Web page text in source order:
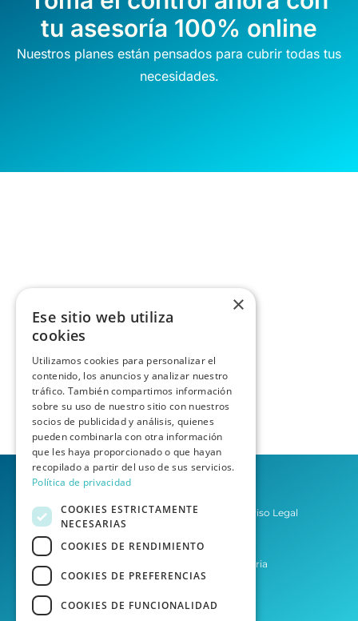
tu asesoría 100% online
Nuestros planes están pensados para cubrir todas tus
necesidades.
Política de privacidad Aviso Legal
Asesoría Las Palmas de Gran Canaria
×
Ese sitio web utiliza
cookies
Utilizamos cookies para personalizar el
contenido, los anuncios y analizar nuestro
tráfico. También compartimos información
sobre su uso de nuestro sitio con nuestros
socios de publicidad y análisis, quienes
pueden combinarla con otra información
que les haya proporcionado o que hayan
recopilado a partir del uso de sus servicios.
Política de privacidad
COOKIES ESTRICTAMENTE
NECESARIAS
COOKIES DE RENDIMIENTO
COOKIES DE PREFERENCIAS
COOKIES DE FUNCIONALIDAD